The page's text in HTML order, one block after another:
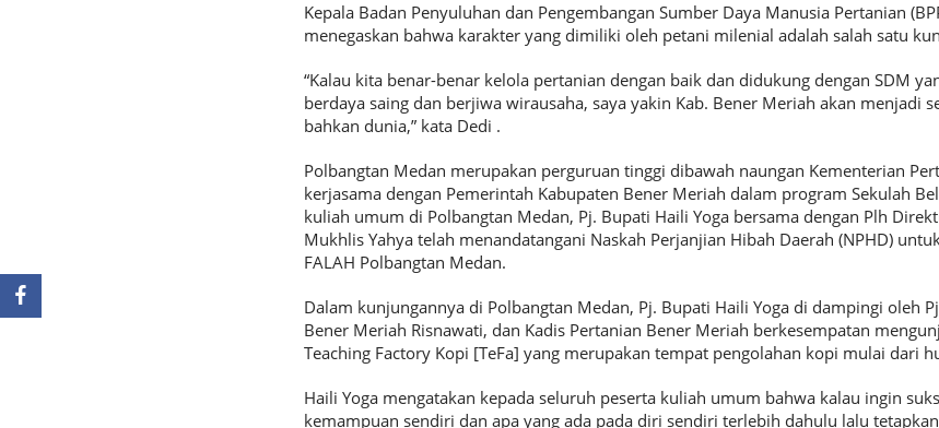
Kepala Badan Penyuluhan dan Pengembangan Sumber Daya Manusia Pertanian
menegaskan bahwa karakter yang dimiliki oleh petani milenial adalah salah satu
“Kalau kita benar-benar kelola pertanian dengan baik dan didukung dengan SDM
berdaya saing dan berjiwa wirausaha, saya yakin Kab. Bener Meriah akan menjadi
bahkan dunia,” kata Dedi .
Polbangtan Medan merupakan perguruan tinggi dibawah naungan Kementerian
kerjasama dengan Pemerintah Kabupaten Bener Meriah dalam program Sekulah
kuliah umum di Polbangtan Medan, Pj. Bupati Haili Yoga bersama dengan Plh
Mukhlis Yahya telah menandatangani Naskah Perjanjian Hibah Daerah (NPHD)
FALAH Polbangtan Medan.
Dalam kunjungannya di Polbangtan Medan, Pj. Bupati Haili Yoga di dampingi oleh
Bener Meriah Risnawati, dan Kadis Pertanian Bener Meriah berkesempatan
Teaching Factory Kopi [TeFa] yang merupakan tempat pengolahan kopi mulai dari
Haili Yoga mengatakan kepada seluruh peserta kuliah umum bahwa kalau ingin
kemampuan sendiri dan apa yang ada pada diri sendiri terlebih dahulu lalu